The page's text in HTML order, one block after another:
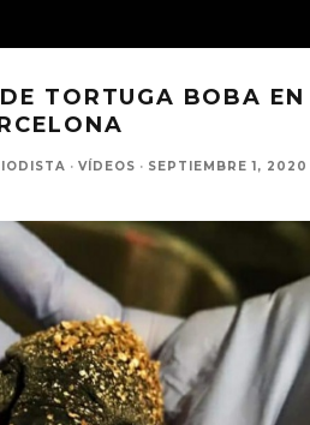
TORTUGA BOBA EN
· VÍDEOS · SEPTIEMBRE 1, 2020